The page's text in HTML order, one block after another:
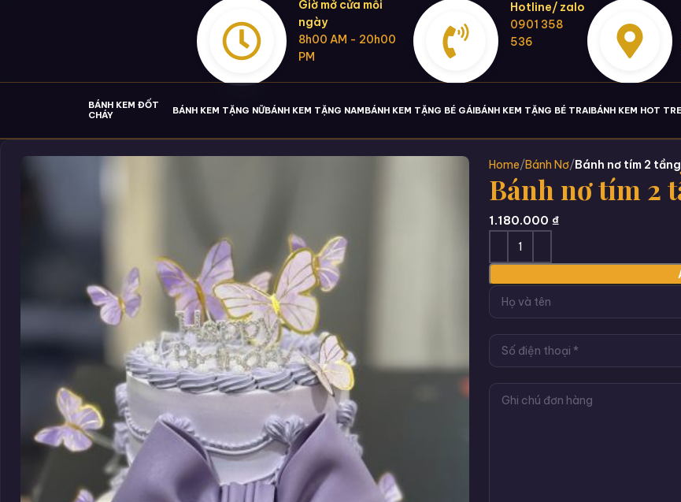
Giờ mở cửa mỗi
ngày
8h00 AM - 20h00
PM
Hotline/ zalo
0901 358
536
BÁNH KEM ĐỐT
CHÁY
BÁNH KEM TẶNG NỮBÁNH KEM TẶNG NAMBÁNH KEM TẶNG BÉ GÁIBÁNH KEM TẶNG BÉ TRAIBÁNH KEM HOT
Home Bánh Nơ Bánh nơ tím 2
Bánh nơ tím 2
1.180.000 ₫